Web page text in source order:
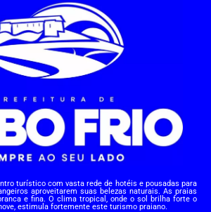
turístico com vasta rede de hotéis e pousadas para
aproveitarem suas belezas naturais. As praias
e fina. O clima tropical, onde o sol brilha forte o
estimula fortemente este turismo praiano.